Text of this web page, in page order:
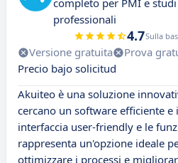
completo per PMI e studi
professionali
4.7Sulla
Versione gratuita Prova
Precio bajo solicitud
Akuiteo è una soluzione
cercano un software efficiente e
interfaccia user-friendly e le
rappresenta un'opzione ideale
ottimizzare i processi e